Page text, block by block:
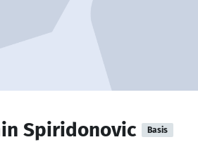
Spiridonovic Basis